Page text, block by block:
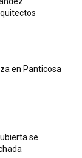
en Panticosa
se